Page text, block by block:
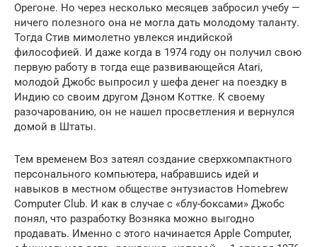
Орегоне. Но через несколько месяцев забросил учебу —
ничего полезного она не могла дать молодому таланту.
Тогда Стив мимолетно увлекся индийской
философией. И даже когда в 1974 году он получил свою
первую работу в тогда еще развивающейся Atari,
молодой Джобс выпросил у шефа денег на поездку в
Индию со своим другом Дэном Коттке. К своему
разочарованию, он не нашел просветления и вернулся
домой в Штаты.
Тем временем Воз затеял создание сверхкомпактного
персонального компьютера, набравшись идей и
навыков в местном обществе энтузиастов Homebrew
Computer Club. И как в случае с «блу-боксами» Джобс
понял, что разработку Возняка можно выгодно
продавать. Именно с этого начинается Apple Computer,